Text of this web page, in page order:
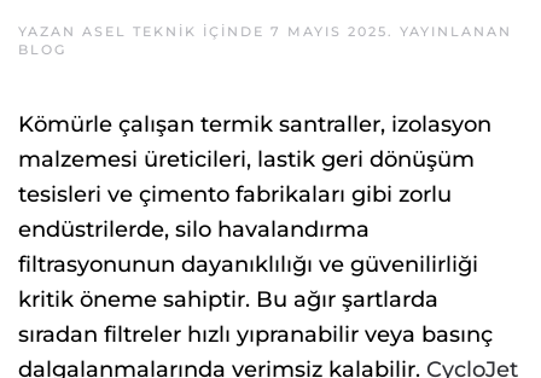
YAZAN ASEL TEKNIK IÇINDE 7 MAYIS 2025. YAYINLANAN
BLOG
Kömürle çalışan termik santraller, izolasyon
malzemesi üreticileri, lastik geri dönüşüm
tesisleri ve çimento fabrikaları gibi zorlu
endüstrilerde, silo havalandırma
filtrasyonunun dayanıklılığı ve güvenilirliği
kritik öneme sahiptir. Bu ağır şartlarda
sıradan filtreler hızlı yıpranabilir veya basınç
dalgalanmalarında verimsiz kalabilir. CycloJet